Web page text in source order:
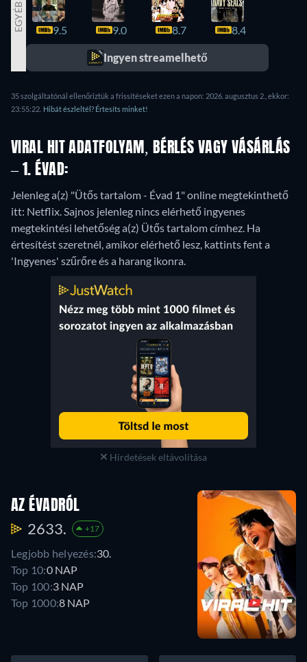
EGYÉB 9.5 9.0 8.7 8.4
Ingyen streamelhető
35 szolgáltatónál ellenőriztük a frissítéseket ezen a napon: 2026. augusztus 2., ekkor:
23:55:22. Hibát észleltél? Értesíts minket!
VIRAL HIT ADATFOLYAM, BÉRLÉS VAGY VÁSÁRLÁS
– 1. ÉVAD:
Jelenleg a(z) "Ütős tartalom - Évad 1" online megtekinthető
itt: Netflix. Sajnos jelenleg nincs elérhető ingyenes
megtekintési lehetőség a(z) Ütős tartalom címhez. Ha
értesítést szeretnél, amikor elérhető lesz, kattints fent a
'Ingyenes' szűrőre és a harang ikonra.
Hirdetések eltávolítása
AZ ÉVADRÓL
2633. +17
Legjobb helyezés:30.
Top 10:0 NAP
Top 100:3 NAP
Top 1000:8 NAP